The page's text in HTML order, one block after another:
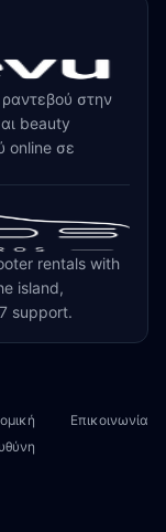
στην
beauty
online σε
rentals with
island,
support.
Επικοινωνία